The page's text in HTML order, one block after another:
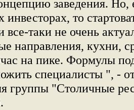
заведения. Но,
то
все-таки не очень
направления, кухни,
на пике. Формулы
специалисты ", -
группы "Столичные